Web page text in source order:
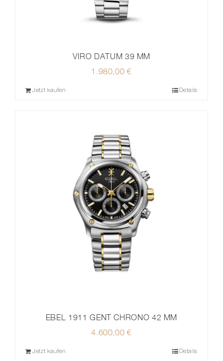
VIRO DATUM 39 MM
1.980,00€
Jetzt kaufen Details
EBEL 1911 GENT CHRONO 42 MM
4.600,00€
Jetzt kaufen Details